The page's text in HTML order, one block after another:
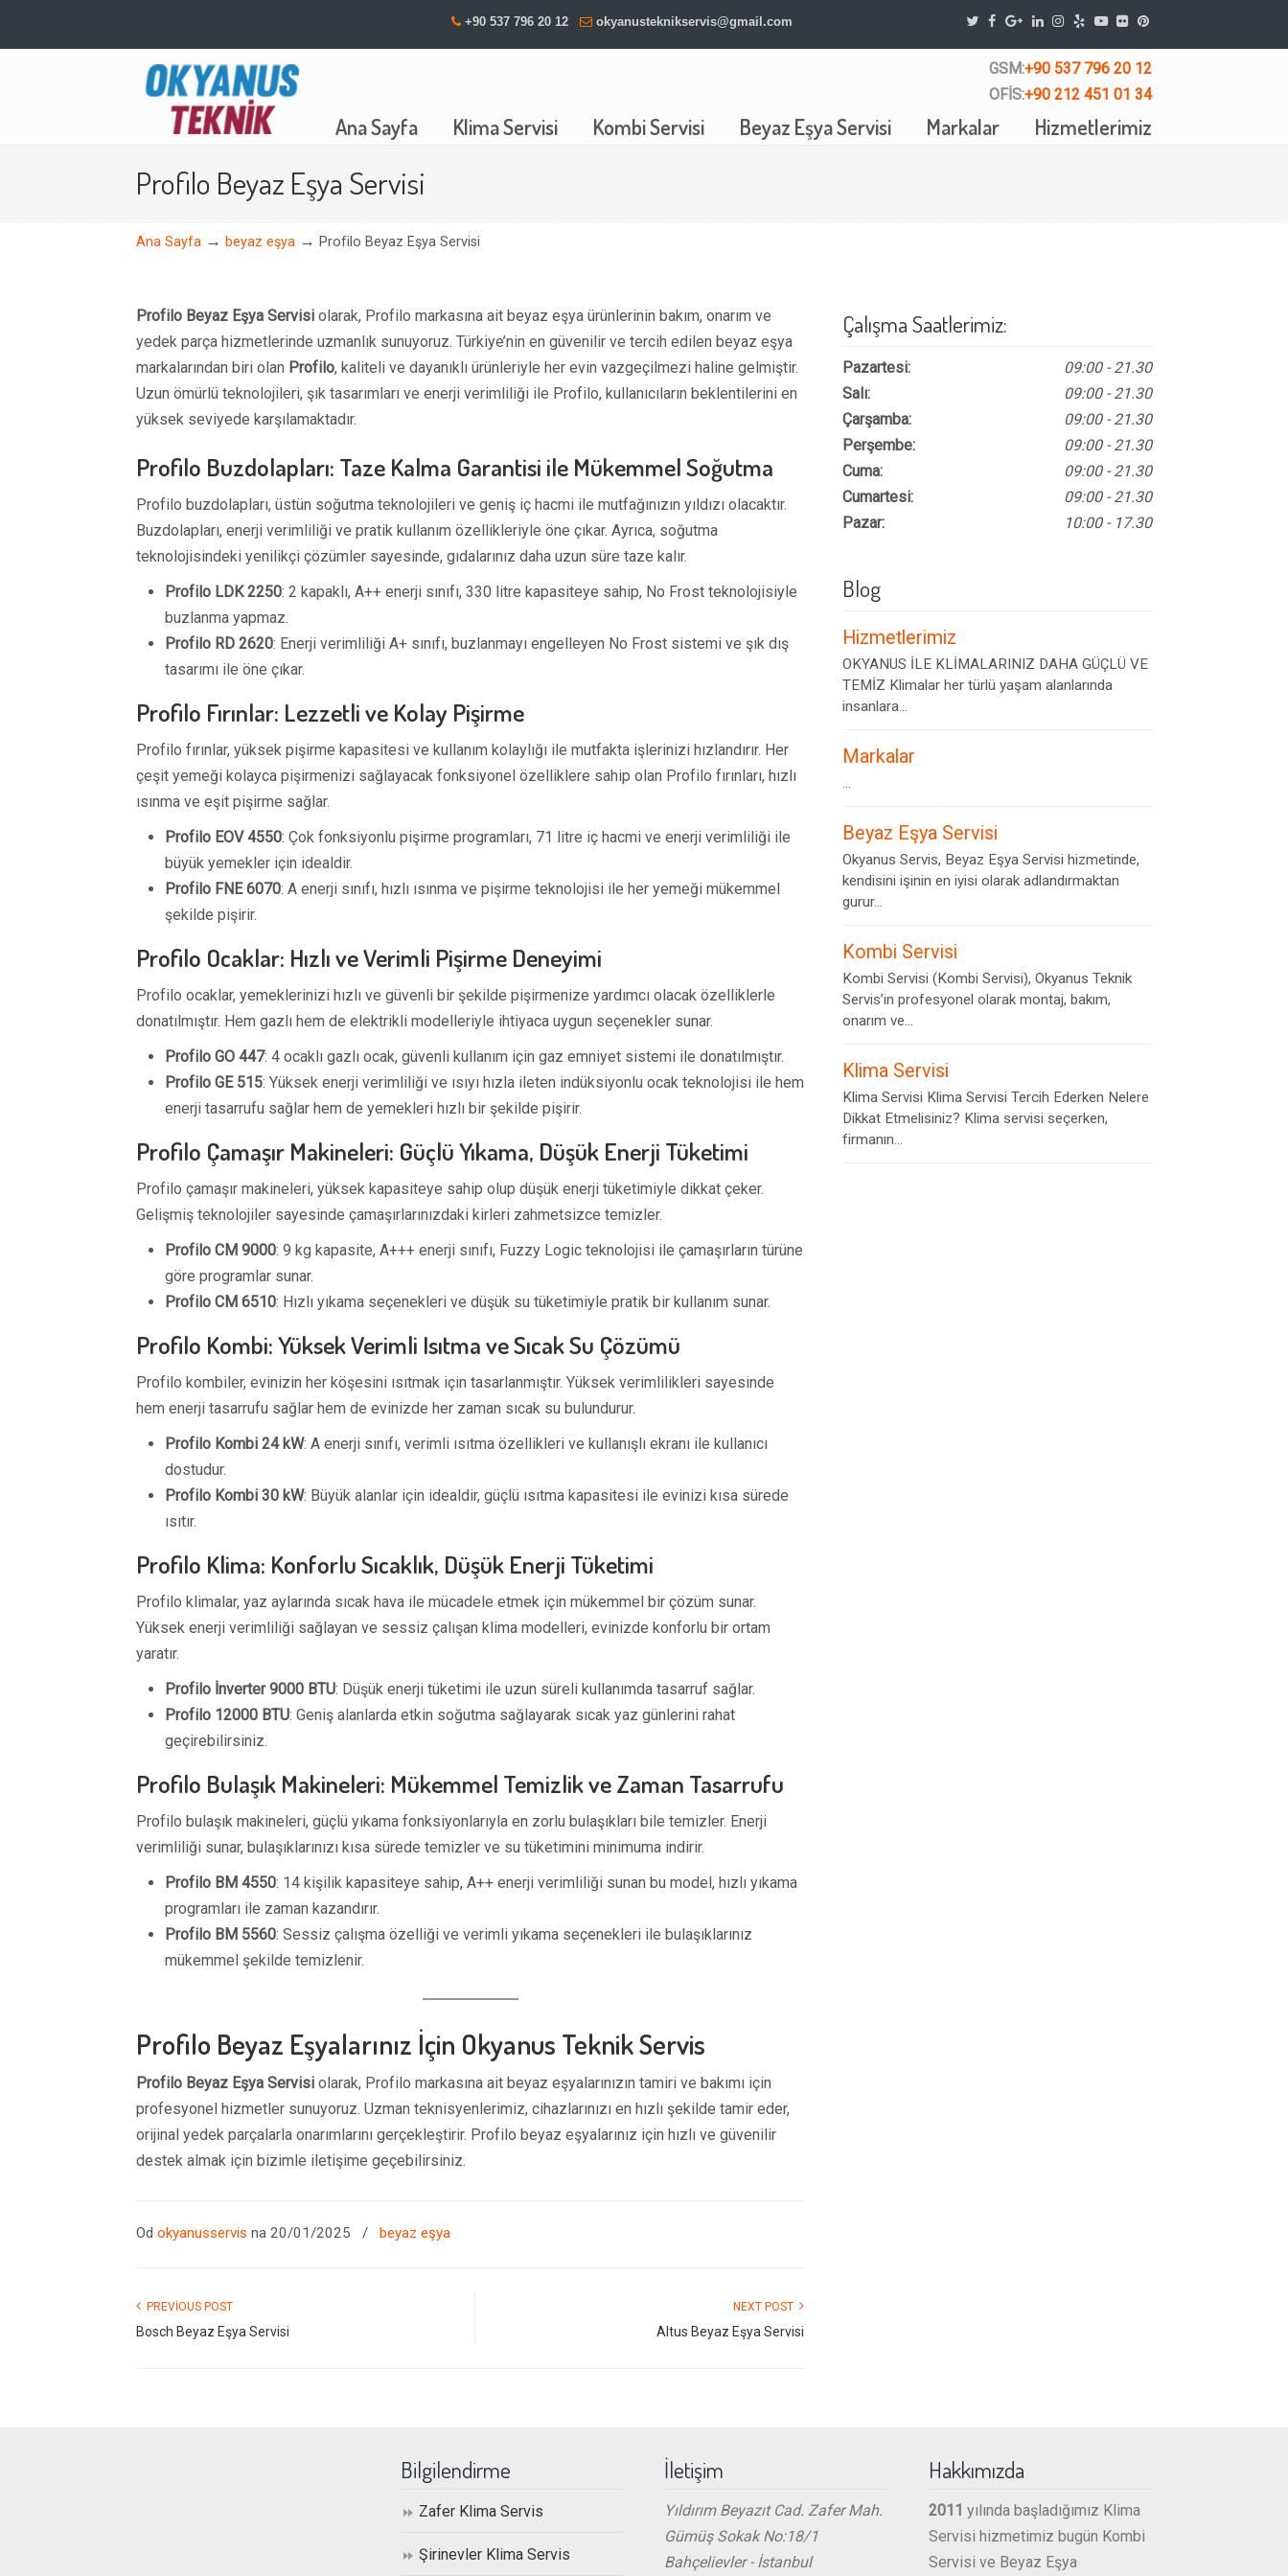
+90 537 796 20 12 okyanusteknikservis@gmail.com
GSM:+90 537 796 20 12
OFİS:+90 212 451 01 34
Ana Sayfa Klima Servisi Kombi Servisi Beyaz Eşya Servisi Markalar Hizmetlerimiz
Navigation
Profilo Beyaz Eşya Servisi
Ana Sayfa → beyaz eşya → Profilo Beyaz Eşya Servisi
Profilo Beyaz Eşya Servisi olarak, Profilo markasına ait beyaz eşya ürünlerinin bakım, onarım ve
yedek parça hizmetlerinde uzmanlık sunuyoruz. Türkiye’nin en güvenilir ve tercih edilen beyaz eşya
markalarından biri olan Profilo, kaliteli ve dayanıklı ürünleriyle her evin vazgeçilmezi haline gelmiştir.
Uzun ömürlü teknolojileri, şık tasarımları ve enerji verimliliği ile Profilo, kullanıcıların beklentilerini en
yüksek seviyede karşılamaktadır.
Profilo Buzdolapları: Taze Kalma Garantisi ile Mükemmel Soğutma
Profilo buzdolapları, üstün soğutma teknolojileri ve geniş iç hacmi ile mutfağınızın yıldızı olacaktır.
Buzdolapları, enerji verimliliği ve pratik kullanım özellikleriyle öne çıkar. Ayrıca, soğutma
teknolojisindeki yenilikçi çözümler sayesinde, gıdalarınız daha uzun süre taze kalır.
Profilo LDK 2250: 2 kapaklı, A++ enerji sınıfı, 330 litre kapasiteye sahip, No Frost teknolojisiyle
buzlanma yapmaz.
Profilo RD 2620: Enerji verimliliği A+ sınıfı, buzlanmayı engelleyen No Frost sistemi ve şık dış
tasarımı ile öne çıkar.
Profilo Fırınlar: Lezzetli ve Kolay Pişirme
Profilo fırınlar, yüksek pişirme kapasitesi ve kullanım kolaylığı ile mutfakta işlerinizi hızlandırır. Her
çeşit yemeği kolayca pişirmenizi sağlayacak fonksiyonel özelliklere sahip olan Profilo fırınları, hızlı
ısınma ve eşit pişirme sağlar.
Profilo EOV 4550: Çok fonksiyonlu pişirme programları, 71 litre iç hacmi ve enerji verimliliği ile
büyük yemekler için idealdir.
Profilo FNE 6070: A enerji sınıfı, hızlı ısınma ve pişirme teknolojisi ile her yemeği mükemmel
şekilde pişirir.
Profilo Ocaklar: Hızlı ve Verimli Pişirme Deneyimi
Profilo ocaklar, yemeklerinizi hızlı ve güvenli bir şekilde pişirmenize yardımcı olacak özelliklerle
donatılmıştır. Hem gazlı hem de elektrikli modelleriyle ihtiyaca uygun seçenekler sunar.
Profilo GO 447: 4 ocaklı gazlı ocak, güvenli kullanım için gaz emniyet sistemi ile donatılmıştır.
Profilo GE 515: Yüksek enerji verimliliği ve ısıyı hızla ileten indüksiyonlu ocak teknolojisi ile hem
enerji tasarrufu sağlar hem de yemekleri hızlı bir şekilde pişirir.
Profilo Çamaşır Makineleri: Güçlü Yıkama, Düşük Enerji Tüketimi
Profilo çamaşır makineleri, yüksek kapasiteye sahip olup düşük enerji tüketimiyle dikkat çeker.
Gelişmiş teknolojiler sayesinde çamaşırlarınızdaki kirleri zahmetsizce temizler.
Profilo CM 9000: 9 kg kapasite, A+++ enerji sınıfı, Fuzzy Logic teknolojisi ile çamaşırların türüne
göre programlar sunar.
Profilo CM 6510: Hızlı yıkama seçenekleri ve düşük su tüketimiyle pratik bir kullanım sunar.
Profilo Kombi: Yüksek Verimli Isıtma ve Sıcak Su Çözümü
Profilo kombiler, evinizin her köşesini ısıtmak için tasarlanmıştır. Yüksek verimlilikleri sayesinde
hem enerji tasarrufu sağlar hem de evinizde her zaman sıcak su bulundurur.
Profilo Kombi 24 kW: A enerji sınıfı, verimli ısıtma özellikleri ve kullanışlı ekranı ile kullanıcı
dostudur.
Profilo Kombi 30 kW: Büyük alanlar için idealdir, güçlü ısıtma kapasitesi ile evinizi kısa sürede
ısıtır.
Profilo Klima: Konforlu Sıcaklık, Düşük Enerji Tüketimi
Profilo klimalar, yaz aylarında sıcak hava ile mücadele etmek için mükemmel bir çözüm sunar.
Yüksek enerji verimliliği sağlayan ve sessiz çalışan klima modelleri, evinizde konforlu bir ortam
yaratır.
Profilo İnverter 9000 BTU: Düşük enerji tüketimi ile uzun süreli kullanımda tasarruf sağlar.
Profilo 12000 BTU: Geniş alanlarda etkin soğutma sağlayarak sıcak yaz günlerini rahat
geçirebilirsiniz.
Profilo Bulaşık Makineleri: Mükemmel Temizlik ve Zaman Tasarrufu
Profilo bulaşık makineleri, güçlü yıkama fonksiyonlarıyla en zorlu bulaşıkları bile temizler. Enerji
verimliliği sunar, bulaşıklarınızı kısa sürede temizler ve su tüketimini minimuma indirir.
Profilo BM 4550: 14 kişilik kapasiteye sahip, A++ enerji verimliliği sunan bu model, hızlı yıkama
programları ile zaman kazandırır.
Profilo BM 5560: Sessiz çalışma özelliği ve verimli yıkama seçenekleri ile bulaşıklarınız
mükemmel şekilde temizlenir.
Profilo Beyaz Eşyalarınız İçin Okyanus Teknik Servis
Profilo Beyaz Eşya Servisi olarak, Profilo markasına ait beyaz eşyalarınızın tamiri ve bakımı için
profesyonel hizmetler sunuyoruz. Uzman teknisyenlerimiz, cihazlarınızı en hızlı şekilde tamir eder,
orijinal yedek parçalarla onarımlarını gerçekleştirir. Profilo beyaz eşyalarınız için hızlı ve güvenilir
destek almak için bizimle iletişime geçebilirsiniz.
Od okyanusservis na 20/01/2025 / beyaz eşya
PREVIOUS POST
Bosch Beyaz Eşya Servisi
NEXT POST
Altus Beyaz Eşya Servisi
Çalışma Saatlerimiz:
Pazartesi:
Salı:
Çarşamba:
Perşembe:
Cuma:
Cumartesi:
Pazar:
09:00 - 21.30
09:00 - 21.30
09:00 - 21.30
09:00 - 21.30
09:00 - 21.30
09:00 - 21.30
10:00 - 17.30
Blog
Hizmetlerimiz
OKYANUS İLE KLİMALARINIZ DAHA GÜÇLÜ VE
TEMİZ Klimalar her türlü yaşam alanlarında
insanlara...
Markalar
...
Beyaz Eşya Servisi
Okyanus Servis, Beyaz Eşya Servisi hizmetinde,
kendisini işinin en iyisi olarak adlandırmaktan
gurur...
Kombi Servisi
Kombi Servisi (Kombi Servisi), Okyanus Teknik
Servis’in profesyonel olarak montaj, bakım,
onarım ve...
Klima Servisi
Klima Servisi Klima Servisi Tercih Ederken Nelere
Dikkat Etmelisiniz? Klima servisi seçerken,
firmanın...
Bilgilendirme
Zafer Klima Servis
Şirinevler Klima Servis
İletişim
Yıldırım Beyazıt Cad. Zafer Mah.
Gümüş Sokak No:18/1
Bahçelievler - İstanbul
Hakkımızda
2011 yılında başladığımız Klima
Servisi hizmetimiz bugün Kombi
Servisi ve Beyaz Eşya